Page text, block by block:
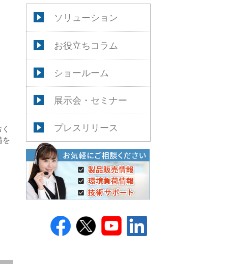
ソリューション
お役立ちコラム
ショールーム
展示会・セミナー
プレスリリース
を